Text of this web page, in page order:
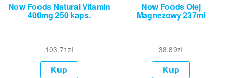
Now Foods Natural Vitamin
400mg 250 kaps.
103,71zł
Kup
Now Foods Olej
Magnezowy 237ml
38,89zł
Kup